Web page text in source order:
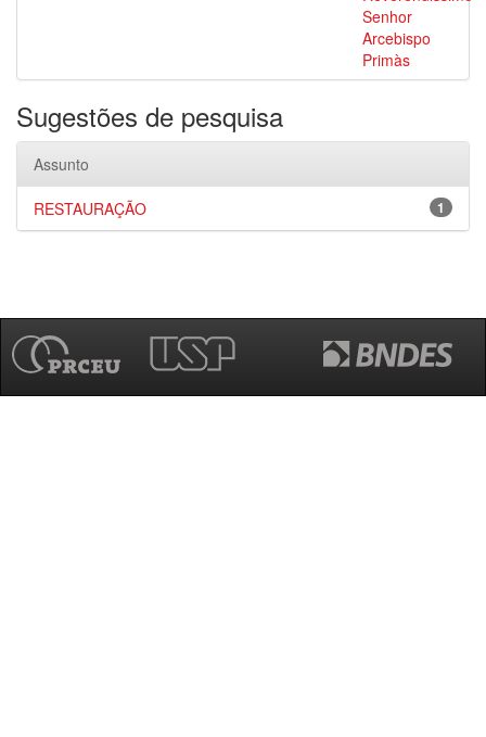
Senhor
Arcebispo
Primàs
Sugestões de pesquisa
Assunto
1
RESTAURAÇÃO